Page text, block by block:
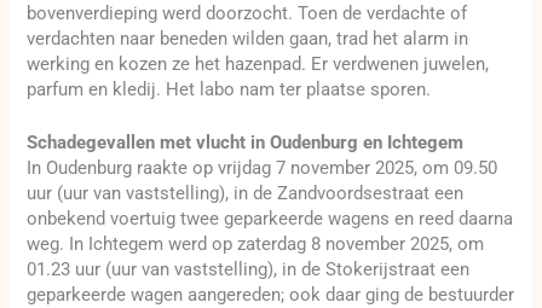
bovenverdieping werd doorzocht. Toen de verdachte of
verdachten naar beneden wilden gaan, trad het alarm in
werking en kozen ze het hazenpad. Er verdwenen juwelen,
parfum en kledij. Het labo nam ter plaatse sporen.
Schadegevallen met vlucht in Oudenburg en Ichtegem
In Oudenburg raakte op vrijdag 7 november 2025, om 09.50
uur (uur van vaststelling), in de Zandvoordsestraat een
onbekend voertuig twee geparkeerde wagens en reed daarna
weg. In Ichtegem werd op zaterdag 8 november 2025, om
01.23 uur (uur van vaststelling), in de Stokerijstraat een
geparkeerde wagen aangereden; ook daar ging de bestuurder